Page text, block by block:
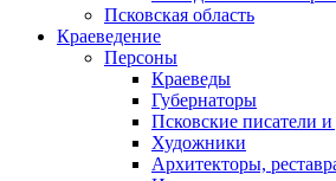
Псковская область
Краеведение
Персоны
Краеведы
Губернаторы
Псковские писатели и
Художники
Архитекторы,